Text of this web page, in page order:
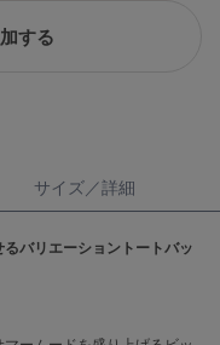
する
サイズ／詳細
バリエーショントートバッ